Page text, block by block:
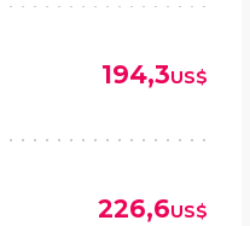
194,3US$
226,6US$